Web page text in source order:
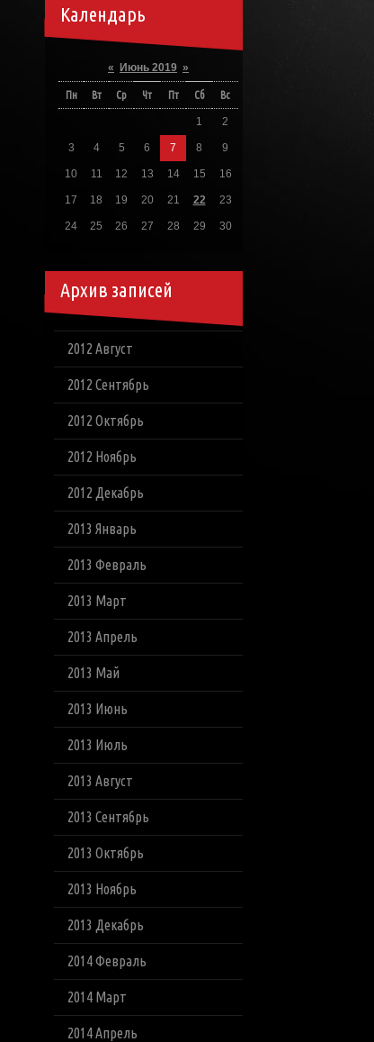
Календарь
« Июнь 2019 »
Пн Вт Ср Чт Пт Сб Вс
1 2
3 4 5 6 7 8 9
10 11 12 13 14 15 16
17 18 19 20 21 22 23
24 25 26 27 28 29 30
Архив записей
2012 Август
2012 Сентябрь
2012 Октябрь
2012 Ноябрь
2012 Декабрь
2013 Январь
2013 Февраль
2013 Март
2013 Апрель
2013 Май
2013 Июнь
2013 Июль
2013 Август
2013 Сентябрь
2013 Октябрь
2013 Ноябрь
2013 Декабрь
2014 Февраль
2014 Март
2014 Апрель